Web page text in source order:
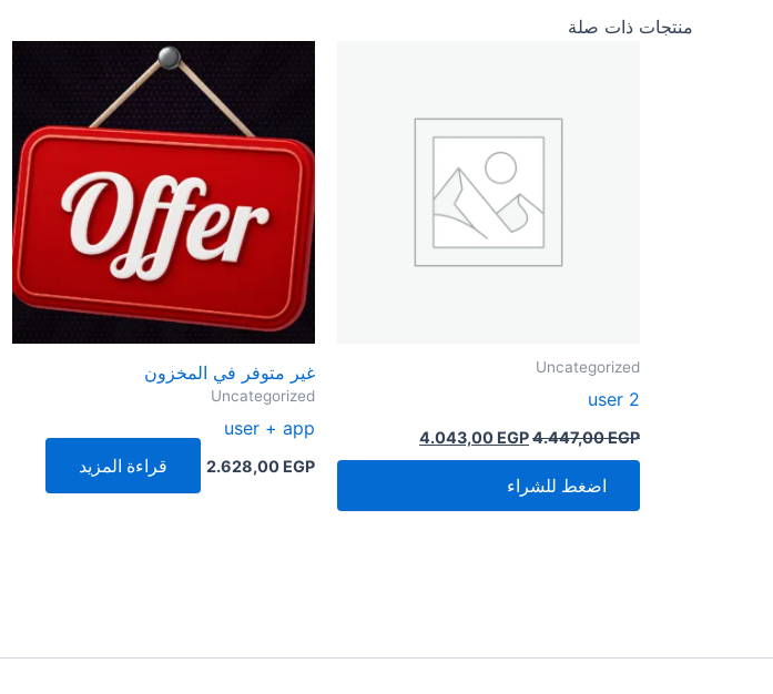
منتجات ذات صلة
Uncategorized
2 user
4.447,00EGP
4.043,00 EGP
اضغط للشراء
غير متوفر في المخزون
Uncategorized
user + app
2.628,00 EGP قراءة المزيد